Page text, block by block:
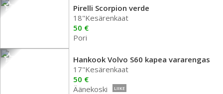
Pirelli Scorpion verde
18"Kesärenkaat
50 €
Pori
Hankook Volvo S60 kapea vararengas
17"Kesärenkaat
50 €
Äänekoski
LIIKE